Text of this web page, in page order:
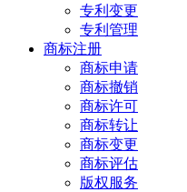
专利变更
专利管理
商标注册
商标申请
商标撤销
商标许可
商标转让
商标变更
商标评估
版权服务